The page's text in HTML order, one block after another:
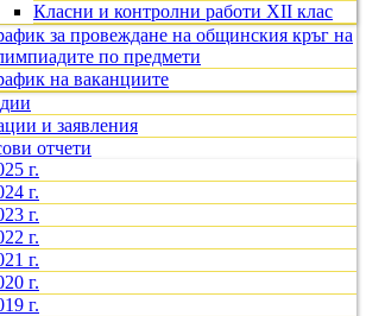
Класни и контролни работи XII клас
за провеждане на общинския кръг на
по предмети
на ваканциите
и заявления
отчети
г.
г.
г.
г.
г.
г.
г.